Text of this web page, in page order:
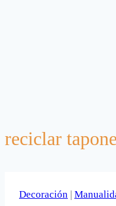
reciclar
Decoración |